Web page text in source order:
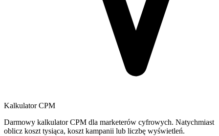
Kalkulator CPM
Darmowy kalkulator CPM dla marketerów cyfrowych. Natychmiast
oblicz koszt tysiąca, koszt kampanii lub liczbę wyświetleń.